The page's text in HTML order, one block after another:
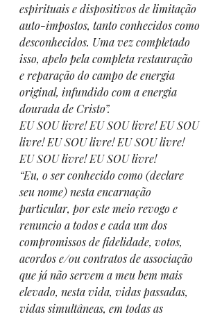
espirituais e dispositivos de limitação
auto-impostos, tanto conhecidos como
desconhecidos. Uma vez completado
isso, apelo pela completa restauração
e reparação do campo de energia
original, infundido com a energia
dourada de Cristo”.
EU SOU livre! EU SOU livre! EU SOU
livre! EU SOU livre! EU SOU livre!
EU SOU livre! EU SOU livre!
“Eu, o ser conhecido como (declare
seu nome) nesta encarnação
particular, por este meio revogo e
renuncio a todos e cada um dos
compromissos de fidelidade, votos,
acordos e/ou contratos de associação
que já não servem a meu bem mais
elevado, nesta vida, vidas passadas,
vidas simultâneas, em todas as